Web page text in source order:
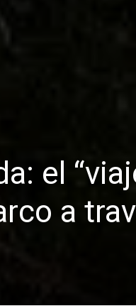
el
a